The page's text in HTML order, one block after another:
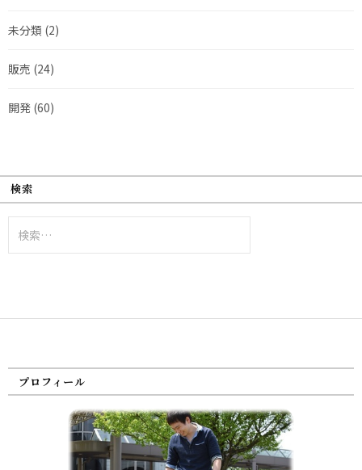
未分類 (2)
販売 (24)
開発 (60)
検索
索:
プロフィール